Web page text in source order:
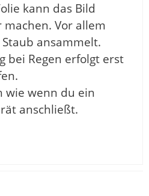
kann das Bild
machen. Vor allem
ansammelt.
bei Regen erfolgt erst
wie wenn du ein
anschließt.